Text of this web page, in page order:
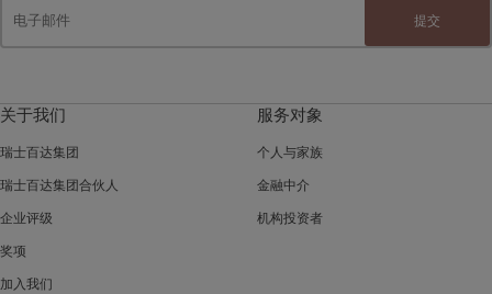
提交
关于我们
瑞士百达集团
瑞士百达集团合伙人
企业评级
奖项
加入我们
服务对象
个人与家族
金融中介
机构投资者